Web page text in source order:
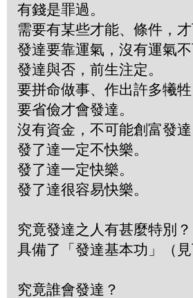
有錢是罪過。
需要有某些才能、條件，才
發達要靠運氣，沒有運氣不
發達與否，前生注定。
要拼命做事、作出許多犧牲
要省儉才會發達。
沒有資金，不可能創富發達
發了達一定不快樂。
發了達一定快樂。
發了達很容易快樂。
究竟發達之人有甚麼特別？
具備了「發達基本功」（見
究竟誰會發達？